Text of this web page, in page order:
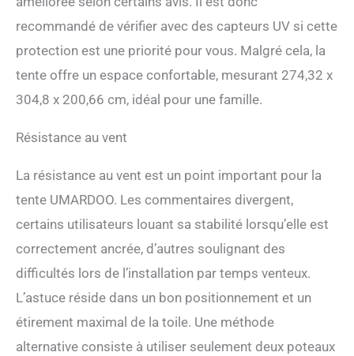
tente pare-soleil pop-up
polyvalente est livrée avec
tout ce dont vous avez
besoin, y compris des
poteaux pliants en
grands poteaux en
aluminium maintiennent
toute la zone d'abri de plage
pop-up à pleine hauteur qui
augmente la zone
ombragée de 50 %, assez
grand pour 3 à 4 adultes.
Voile d'ombrage de plage :
notre auvent de plage
résister même aux vents les
recommandé de vérifier avec des capteurs UV si cette
protection est une priorité pour vous. Malgré cela, la
tente offre un espace confortable, mesurant 274,32 x
304,8 x 200,66 cm, idéal pour une famille.
Résistance au vent
La résistance au vent est un point important pour la
tente UMARDOO. Les commentaires divergent,
certains utilisateurs louant sa stabilité lorsqu’elle est
correctement ancrée, d’autres soulignant des
difficultés lors de l’installation par temps venteux.
L’astuce réside dans un bon positionnement et un
étirement maximal de la toile. Une méthode
alternative consiste à utiliser seulement deux poteaux